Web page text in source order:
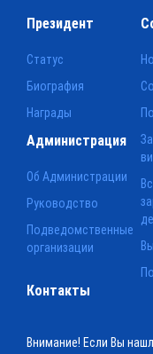
Президент
Статус
Биография
Награды
Администрация
Об Администрации
Руководство
Подведомственные
организации
Контакты
Внимание! Если Вы